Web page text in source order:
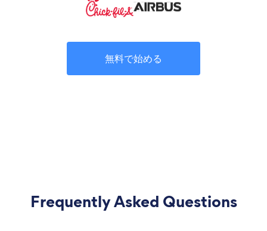
無料で始める
Frequently Asked Questions